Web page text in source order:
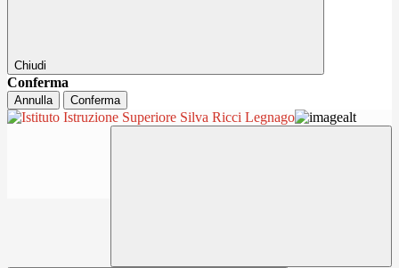
Chiudi
Conferma
Annulla Conferma